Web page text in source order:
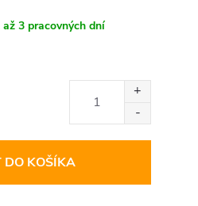
3 pracovných dní
DO KOŠÍKA